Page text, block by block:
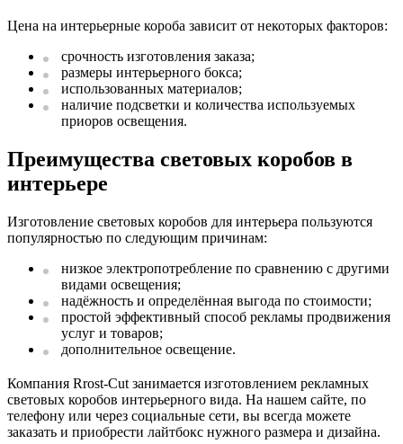
Цена на интерьерные короба зависит от некоторых факторов:
срочность изготовления заказа;
размеры интерьерного бокса;
использованных материалов;
наличие подсветки и количества используемых
приоров освещения.
Преимущества световых коробов в
интерьере
Изготовление световых коробов для интерьера пользуются
популярностью по следующим причинам:
низкое электропотребление по сравнению с другими
видами освещения;
надёжность и определённая выгода по стоимости;
простой эффективный способ рекламы продвижения
услуг и товаров;
дополнительное освещение.
Компания Rrost-Cut занимается изготовлением рекламных
световых коробов интерьерного вида. На нашем сайте, по
телефону или через социальные сети, вы всегда можете
заказать и приобрести лайтбокс нужного размера и дизайна.